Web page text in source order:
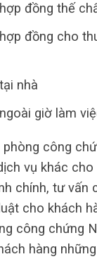
đồng thế
đồng cho
nhà
giờ làm
công
vụ khác cho
chính, tư vấn
cho khách
công chứng
hàng